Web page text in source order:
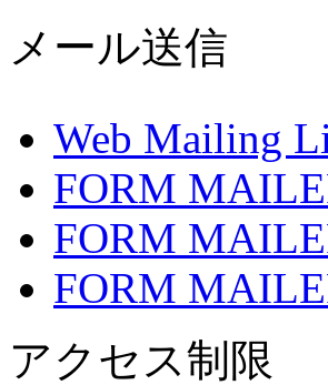
メール送信
Web Mailing
FORM
FORM
FORM
アクセス制限